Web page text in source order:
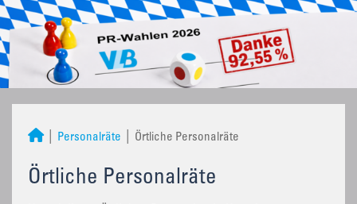
Personalräte Örtliche Personalräte
Örtliche Personalräte